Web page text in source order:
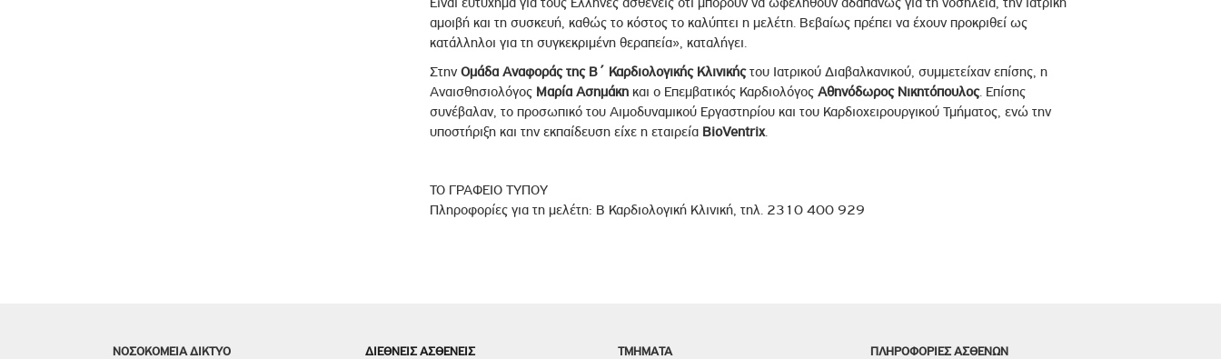
αμοιβή και τη συσκευή, καθώς το κόστος το καλύπτει η μελέτη. Βεβαίως πρέπει να έχουν προκριθεί ως
κατάλληλοι για τη συγκεκριμένη θεραπεία», καταλήγει.
Στην Ομάδα Αναφοράς της Β΄ Καρδιολογικής Κλινικήςτου Ιατρικού Διαβαλκανικού, συμμετείχαν επίσης, η
Αναισθησιολόγος Μαρία Ασημάκηκαι ο Επεμβατικός Καρδιολόγος Αθηνόδωρος Νικητόπουλος. Επίσης
συνέβαλαν, το προσωπικό του Αιμοδυναμικού Εργαστηρίου και του Καρδιοχειρουργικού Τμήματος, ενώ την
υποστήριξη και την εκπαίδευση είχε η εταιρεία BioVentrix.
ΤΟ ΓΡΑΦΕΙΟ ΤΥΠΟΥ
Πληροφορίες για τη μελέτη: Β Καρδιολογική Κλινική, τηλ. 2310 400 929
ΝΟΣΟΚΟΜΕΙΑ ΔΙΚΤΥΟ
ΔΙΕΘΝΕΙΣ ΑΣΘΕΝΕΙΣ
TMHMATA ΠΛΗΡΟΦΟΡΙΕΣ ΑΣΘΕΝΩΝ